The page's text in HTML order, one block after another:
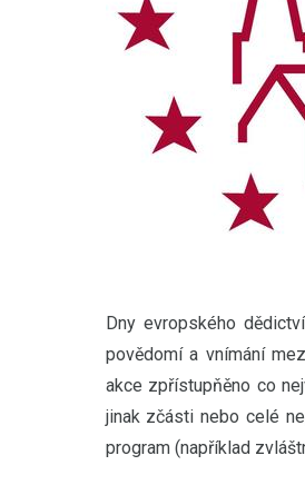
Dny evropského
povědomí a vnímání
akce zpřístupňěno co
jinak zčásti nebo celé
program (například